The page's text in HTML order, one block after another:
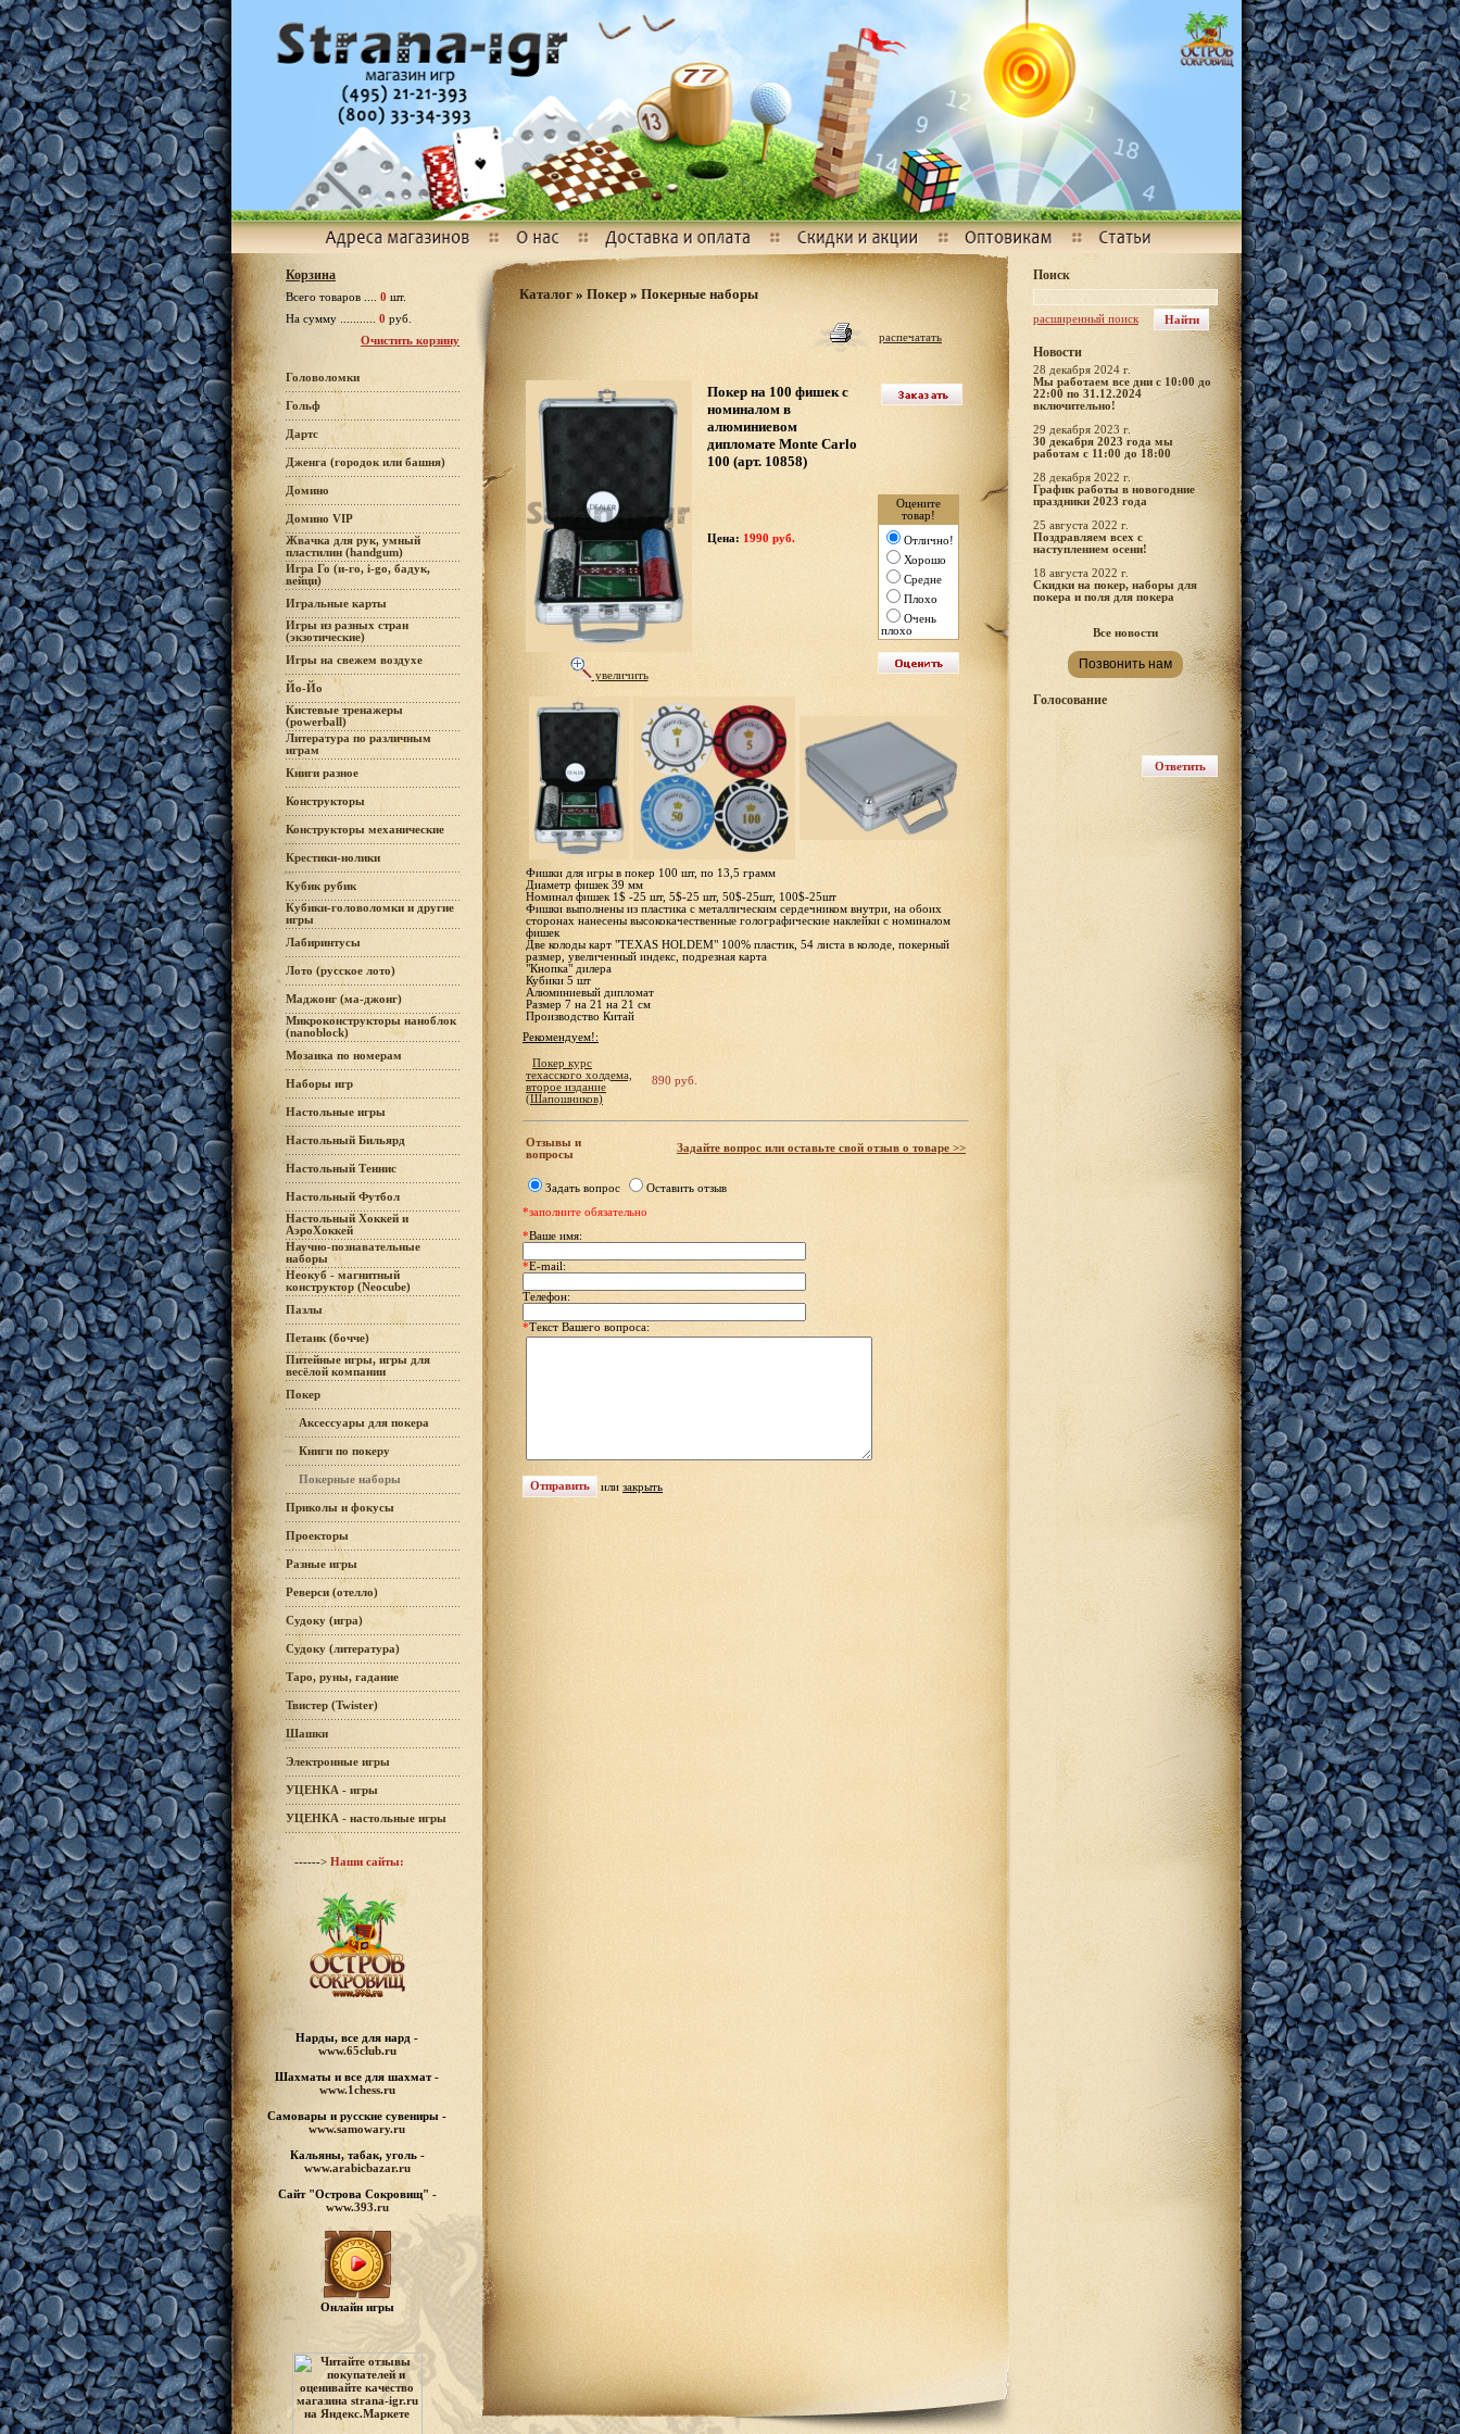
Корзина
Всего товаров .... 0 шт.
На сумму ........... 0 руб.
Очистить корзину
Головоломки
Гольф
Дартс
Дженга (городок или башня)
Домино
Домино VIP
Жвачка для рук, умный
пластилин (handgum)
Игра Го (и-го, i-go, бадук,
вейци)
Игральные карты
Игры из разных стран
(экзотические)
Игры на свежем воздухе
Йо-Йо
Кистевые тренажеры
(powerball)
Литература по различным
играм
Книги разное
Конструкторы
Конструкторы механические
Крестики-нолики
Кубик рубик
Кубики-головоломки и другие
игры
Лабиринтусы
Лото (русское лото)
Маджонг (ма-джонг)
Микроконструкторы наноблок
(nanoblock)
Мозаика по номерам
Наборы игр
Настольные игры
Настольный Бильярд
Настольный Теннис
Настольный Футбол
Настольный Хоккей и
АэроХоккей
Научно-познавательные
наборы
Неокуб - магнитный
конструктор (Neocube)
Пазлы
Петанк (бочче)
Питейные игры, игры для
весёлой компании
Покер
Аксессуары для покера
Книги по покеру
Покерные наборы
Приколы и фокусы
Проекторы
Разные игры
Реверси (отелло)
Судоку (игра)
Судоку (литература)
Таро, руны, гадание
Твистер (Twister)
Шашки
Электронные игры
УЦЕНКА - игры
УЦЕНКА - настольные игры
------> Наши сайты:
Нарды, все для нард -
www.65club.ru
Шахматы и все для шахмат -
www.1chess.ru
Самовары и русские сувениры -
www.samowary.ru
Кальяны, табак, уголь -
www.arabicbazar.ru
Сайт "Острова Сокровищ" -
www.393.ru
Онлайн игры
Каталог»Покер»Покерные наборы
распечатать
увеличить
Покер на 100 фишек с
номиналом в
алюминиевом
дипломате Monte Carlo
100 (арт. 10858)
Цена: 1990 руб.
Оцените
товар!
Отлично!
Хорошо
Средне
Плохо
Очень
плохо
Фишки для игры в покер 100 шт, по 13,5 грамм
Диаметр фишек 39 мм
Номинал фишек 1$ -25 шт, 5$-25 шт, 50$-25шт, 100$-25шт
Фишки выполнены из пластика с металлическим сердечником внутри, на обоих
сторонах нанесены высококачественные голографические наклейки с номиналом
фишек
Две колоды карт "TEXAS HOLDEM" 100% пластик, 54 листа в колоде, покерный
размер, увеличенный индекс, подрезная карта
"Кнопка" дилера
Кубики 5 шт
Алюминиевый дипломат
Размер 7 на 21 на 21 см
Производство Китай
Рекомендуем!:
Покер курс
техасского холдема,
второе издание
(Шапошников)
890 руб.
Отзывы и
вопросы
Задайте вопрос или оставьте свой отзыв о товаре >>
Задать вопрос
Оставить отзыв
*заполните обязательно
*Ваше имя:
*E-mail:
Телефон:
*Текст Вашего вопроса:
или закрыть
Поиск
расширенный поиск
Новости
28 декабря 2024 г.
Мы работаем все дни с 10:00 до
22:00 по 31.12.2024
включительно!
29 декабря 2023 г.
30 декабря 2023 года мы
работам с 11:00 до 18:00
28 декабря 2022 г.
График работы в новогодние
праздники 2023 года
25 августа 2022 г.
Поздравляем всех с
наступлением осени!
18 августа 2022 г.
Скидки на покер, наборы для
покера и поля для покера
Все новости
Позвонить нам
Голосование